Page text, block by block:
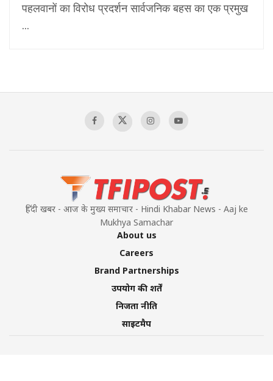
पहलवानों का विरोध प्रदर्शन सार्वजनिक बहस का एक प्रमुख
...
हिंदी खबर - आज के मुख्य समाचार - Hindi Khabar News - Aaj ke
Mukhya Samachar
About us
Careers
Brand Partnerships
उपयोग की शर्तें
निजता नीति
साइटमैप